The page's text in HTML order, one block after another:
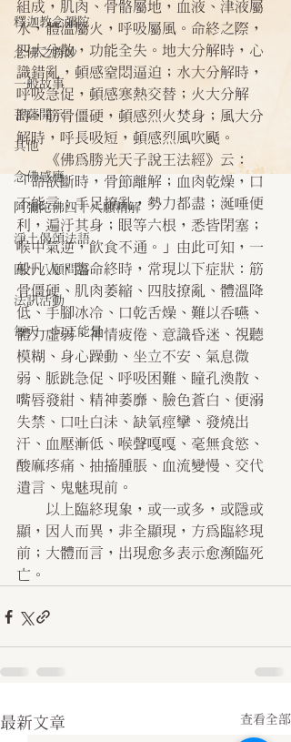
釋迦教念彌陀
念佛之勝妙
一般故事
菩薩開示
其他
念佛感應
阿彌陀佛四十八願精解
淨土偈頌法語
四十八願問答
法訊活動
每天一句正能量
組成，肌肉、骨骼屬地，血液、津液屬
水，體溫屬火，呼吸屬風。命終之際，
四大分散，功能全失。地大分解時，心
識錯亂，頓感窒悶逼迫；水大分解時，
呼吸急促，頓感寒熱交替；火大分解
時，筋骨僵硬，頓感烈火焚身；風大分
解時，呼長吸短，頓感烈風吹颳。
「命欲斷時，骨節離解；血肉乾燥，口
不能言；手足撩亂，勢力都盡；涎唾便
利，遍汙其身；眼等六根，悉皆閉塞；
喉中氣逆，飲食不通。」由此可知，一
般凡人，臨命終時，常現以下症狀：筋
骨僵硬、肌肉萎縮、四肢撩亂、體溫降
低、手腳冰冷、口乾舌燥、難以吞嚥、
體力虛弱、神情疲倦、意識昏迷、視聽
模糊、身心躁動、坐立不安、氣息微
弱、脈跳急促、呼吸困難、瞳孔渙散、
嘴唇發紺、精神萎靡、臉色蒼白、便溺
失禁、口吐白沬、缺氧痙攣、發燒出
汗、血壓漸低、喉聲嘎嘎、毫無食慾、
酸麻疼痛、抽搐腫脹、血流變慢、交代
遺言、鬼魅現前。
顯，因人而異，非全顯現，方為臨終現
前；大體而言，出現愈多表示愈瀕臨死
亡。
最新文章 查看全部